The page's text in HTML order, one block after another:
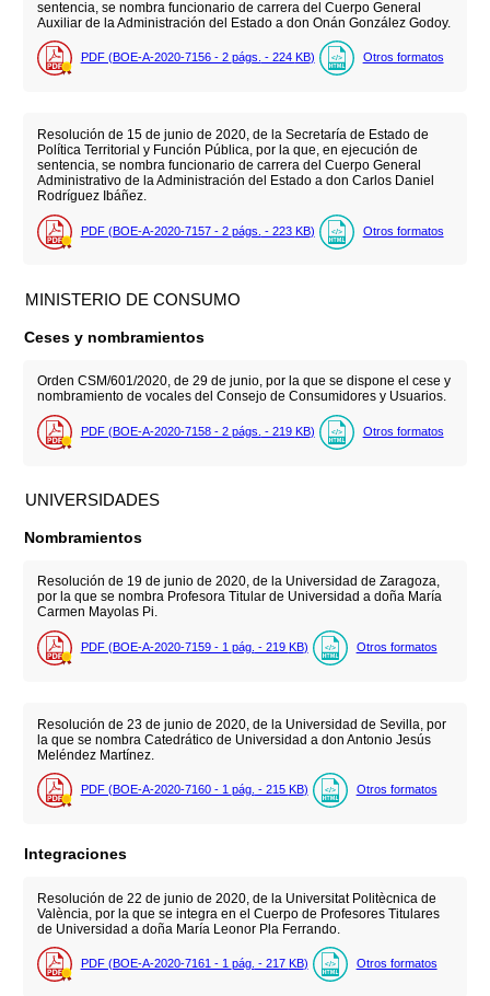
sentencia, se nombra funcionario de carrera del Cuerpo General
Auxiliar de la Administración del Estado a don Onán González Godoy.
PDF (BOE-A-2020-7156 - 2 págs. - 224 KB) Otros formatos
Resolución de 15 de junio de 2020, de la Secretaría de Estado de
Política Territorial y Función Pública, por la que, en ejecución de
sentencia, se nombra funcionario de carrera del Cuerpo General
Administrativo de la Administración del Estado a don Carlos Daniel
Rodríguez Ibáñez.
PDF (BOE-A-2020-7157 - 2 págs. - 223 KB) Otros formatos
MINISTERIO DE CONSUMO
Ceses y nombramientos
Orden CSM/601/2020, de 29 de junio, por la que se dispone el cese y
nombramiento de vocales del Consejo de Consumidores y Usuarios.
PDF (BOE-A-2020-7158 - 2 págs. - 219 KB) Otros formatos
UNIVERSIDADES
Nombramientos
Resolución de 19 de junio de 2020, de la Universidad de Zaragoza,
por la que se nombra Profesora Titular de Universidad a doña María
Carmen Mayolas Pi.
PDF (BOE-A-2020-7159 - 1 pág. - 219 KB) Otros formatos
Resolución de 23 de junio de 2020, de la Universidad de Sevilla, por
la que se nombra Catedrático de Universidad a don Antonio Jesús
Meléndez Martínez.
PDF (BOE-A-2020-7160 - 1 pág. - 215 KB) Otros formatos
Integraciones
Resolución de 22 de junio de 2020, de la Universitat Politècnica de
València, por la que se integra en el Cuerpo de Profesores Titulares
de Universidad a doña María Leonor Pla Ferrando.
PDF (BOE-A-2020-7161 - 1 pág. - 217 KB) Otros formatos